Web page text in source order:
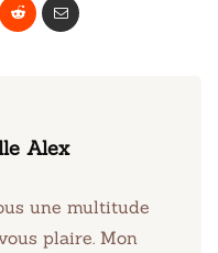
Alex
une multitude
plaire. Mon